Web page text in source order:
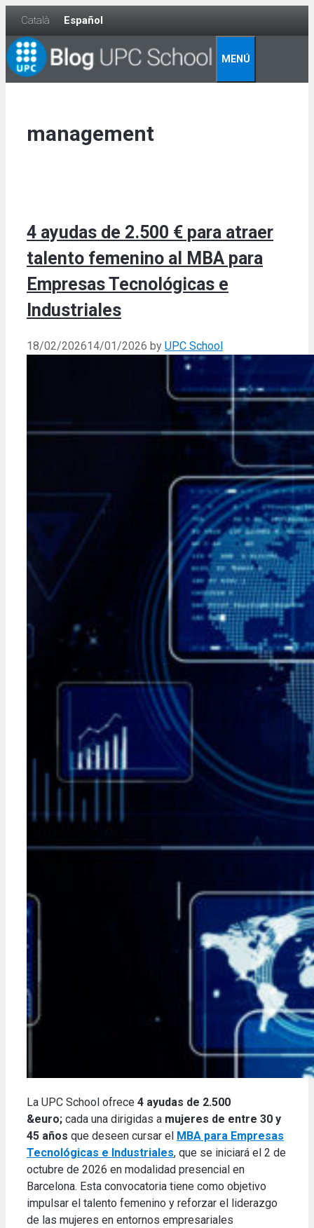
Skip
content
Català Español
MENÚ
management
4 ayudas de 2.500 € para atraer
talento femenino al MBA para
Empresas Tecnológicas e
Industriales
18/02/202614/01/2026 by UPC School
La UPC School ofrece 4 ayudas de 2.500
&euro; cada una dirigidas a mujeres de entre 30 y
45 años que deseen cursar el
MBA para Empresas
Tecnológicas e Industriales, que se iniciará el 2 de
octubre de 2026 en modalidad presencial en
Barcelona. Esta convocatoria tiene como objetivo
impulsar el talento femenino y reforzar el liderazgo
de las mujeres en entornos empresariales